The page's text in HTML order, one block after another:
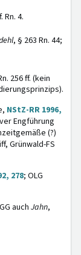
Rn. 4.
, § 263 Rn. 44;
256 ff. (kein
NStZ-RR 1996,
Engführung
(?)
Grünwald-FS
278; OLG
auchJahn,